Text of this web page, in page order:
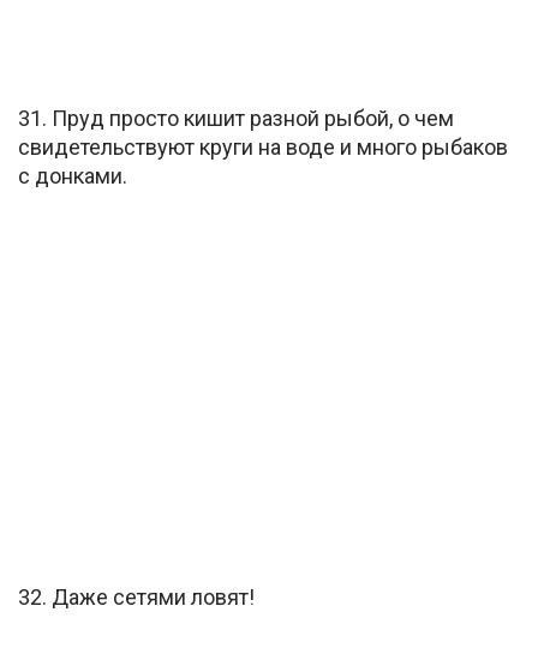
31. Пруд просто кишит разной рыбой, о чем
свидетельствуют круги на воде и много рыбаков
с донками.
32. Даже сетями ловят!